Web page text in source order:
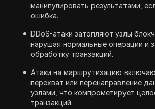
манипулировать результатами,
ошибка.
DDoS-атаки затопляют узлы
нарушая нормальные операции и
обработку транзакций.
Атаки на маршрутизацию
перехват или перенаправление
узлами, что компрометирует
транзакций.